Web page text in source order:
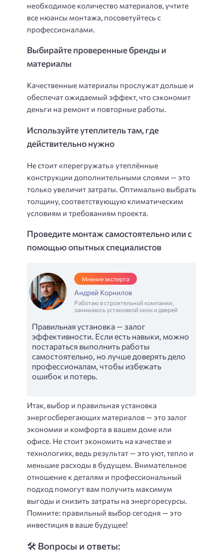
необходимое количество материалов, учтите
все нюансы монтажа, посоветуйтесь с
профессионалами.
Выбирайте проверенные бренды и
материалы
Качественные материалы прослужат дольше и
обеспечат ожидаемый эффект, что сэкономит
деньги на ремонт и повторные работы.
Используйте утеплитель там, где
действительно нужно
Не стоит «перегружать» утеплённые
конструкции дополнительными слоями — это
только увеличит затраты. Оптимально выбрать
толщину, соответствующую климатическим
условиям и требованиям проекта.
Проведите монтаж самостоятельно или с
помощью опытных специалистов
Мнение эксперта
Андрей Корнилов
Работаю в строительной компании,
занимаюсь установкой окон и дверей
Правильная установка — залог
эффективности. Если есть навыки, можно
постараться выполнить работы
самостоятельно, но лучше доверять дело
профессионалам, чтобы избежать
ошибок и потерь.
Итак, выбор и правильная установка
энергосберегающих материалов — это залог
экономии и комфорта в вашем доме или
офисе. Не стоит экономить на качестве и
технологиях, ведь результат — это уют, тепло и
меньшие расходы в будущем. Внимательное
отношение к деталям и профессиональный
подход помогут вам получить максимум
выгоды и снизить затраты на энергоресурсы.
Помните: правильный выбор сегодня — это
инвестиция в ваше будущее!
🛠️ Вопросы и ответы: